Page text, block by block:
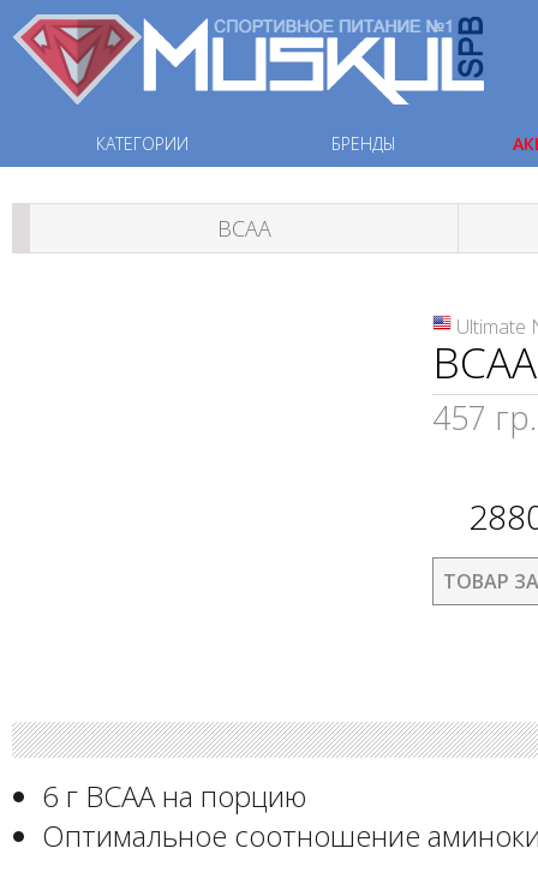
КАТЕГОРИИ БРЕНДЫ
ВСАА
Ultimate
457 гр.
ТОВАР
6 г BCAA на порцию
Оптимальное соотношение